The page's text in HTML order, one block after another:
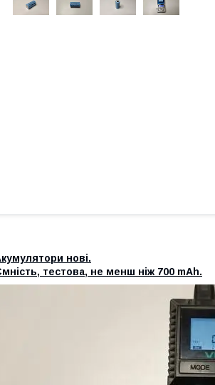
нові.
тестова, не менш ніж 700 mAh.